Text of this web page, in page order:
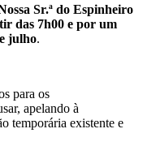
Sr.ª do Espinheiro
das 7h00 e por um
julho.
para os
apelando à
temporária existente e